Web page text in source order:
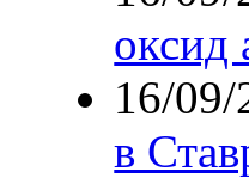
оксид
16/09/
в